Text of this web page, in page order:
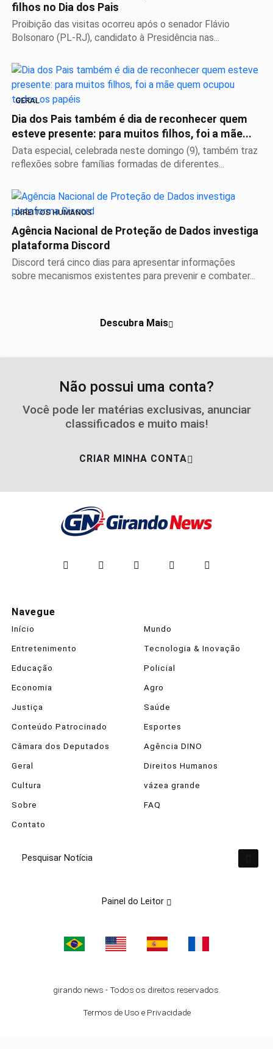
filhos no Dia dos Pais
Proibição das visitas ocorreu após o senador Flávio
Bolsonaro (PL-RJ), candidato à Presidência nas...
GERAL
Dia dos Pais também é dia de reconhecer quem
esteve presente: para muitos filhos, foi a mãe...
Data especial, celebrada neste domingo (9), também traz
reflexões sobre famílias formadas de diferentes...
DIREITOS HUMANOS
Agência Nacional de Proteção de Dados investiga
plataforma Discord
Discord terá cinco dias para apresentar informações
sobre mecanismos existentes para prevenir e combater...
Descubra Mais
Não possui uma conta?
Você pode ler matérias exclusivas, anunciar
classificados e muito mais!
CRIAR MINHA CONTA
Navegue
Início
Mundo
Entretenimento
Tecnologia & Inovação
Educação
Policial
Economia
Agro
Justiça
Saúde
Conteúdo Patrocinado
Esportes
Câmara dos Deputados
Agência DINO
Geral
Direitos Humanos
Cultura
vázea grande
Sobre
FAQ
Contato
Pesquisar Notícia
Painel do Leitor
girando news - Todos os direitos reservados.
Termos de Uso e Privacidade
experiência de navegação. Ao continuar o acesso,
PARA MAIS INFORMAÇÕES, ACESSE NOSSOS TERMOS
CLICANDO AQUI
PROSSEGUIR